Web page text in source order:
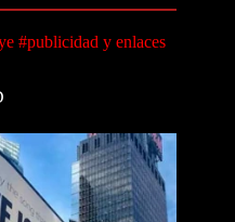
#publicidad y enlaces